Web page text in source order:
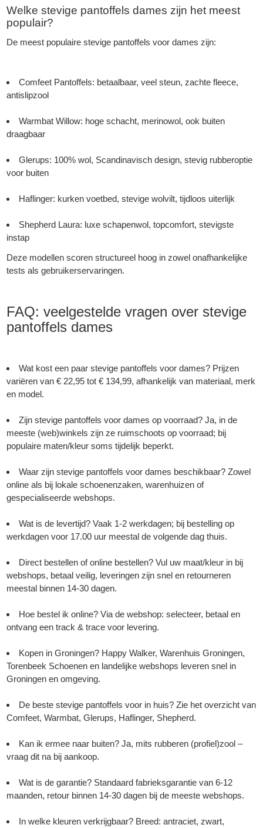
Welke stevige pantoffels dames zijn het meest
populair?
De meest populaire stevige pantoffels voor dames zijn:
Comfeet Pantoffels: betaalbaar, veel steun, zachte fleece,
antislipzool
Warmbat Willow: hoge schacht, merinowol, ook buiten
draagbaar
Glerups: 100% wol, Scandinavisch design, stevig rubberoptie
voor buiten
Haflinger: kurken voetbed, stevige wolvilt, tijdloos uiterlijk
Shepherd Laura: luxe schapenwol, topcomfort, stevigste
instap
Deze modellen scoren structureel hoog in zowel onafhankelijke
tests als gebruikerservaringen.
FAQ: veelgestelde vragen over stevige
pantoffels dames
Wat kost een paar stevige pantoffels voor dames? Prijzen
variëren van € 22,95 tot € 134,99, afhankelijk van materiaal, merk
en model.
Zijn stevige pantoffels voor dames op voorraad? Ja, in de
meeste (web)winkels zijn ze ruimschoots op voorraad; bij
populaire maten/kleur soms tijdelijk beperkt.
Waar zijn stevige pantoffels voor dames beschikbaar? Zowel
online als bij lokale schoenenzaken, warenhuizen of
gespecialiseerde webshops.
Wat is de levertijd? Vaak 1-2 werkdagen; bij bestelling op
werkdagen voor 17.00 uur meestal de volgende dag thuis.
Direct bestellen of online bestellen? Vul uw maat/kleur in bij
webshops, betaal veilig, leveringen zijn snel en retourneren
meestal binnen 14-30 dagen.
Hoe bestel ik online? Via de webshop: selecteer, betaal en
ontvang een track & trace voor levering.
Kopen in Groningen? Happy Walker, Warenhuis Groningen,
Torenbeek Schoenen en landelijke webshops leveren snel in
Groningen en omgeving.
De beste stevige pantoffels voor in huis? Zie het overzicht van
Comfeet, Warmbat, Glerups, Haflinger, Shepherd.
Kan ik ermee naar buiten? Ja, mits rubberen (profiel)zool –
vraag dit na bij aankoop.
Wat is de garantie? Standaard fabrieksgarantie van 6-12
maanden, retour binnen 14-30 dagen bij de meeste webshops.
In welke kleuren verkrijgbaar? Breed: antraciet, zwart,